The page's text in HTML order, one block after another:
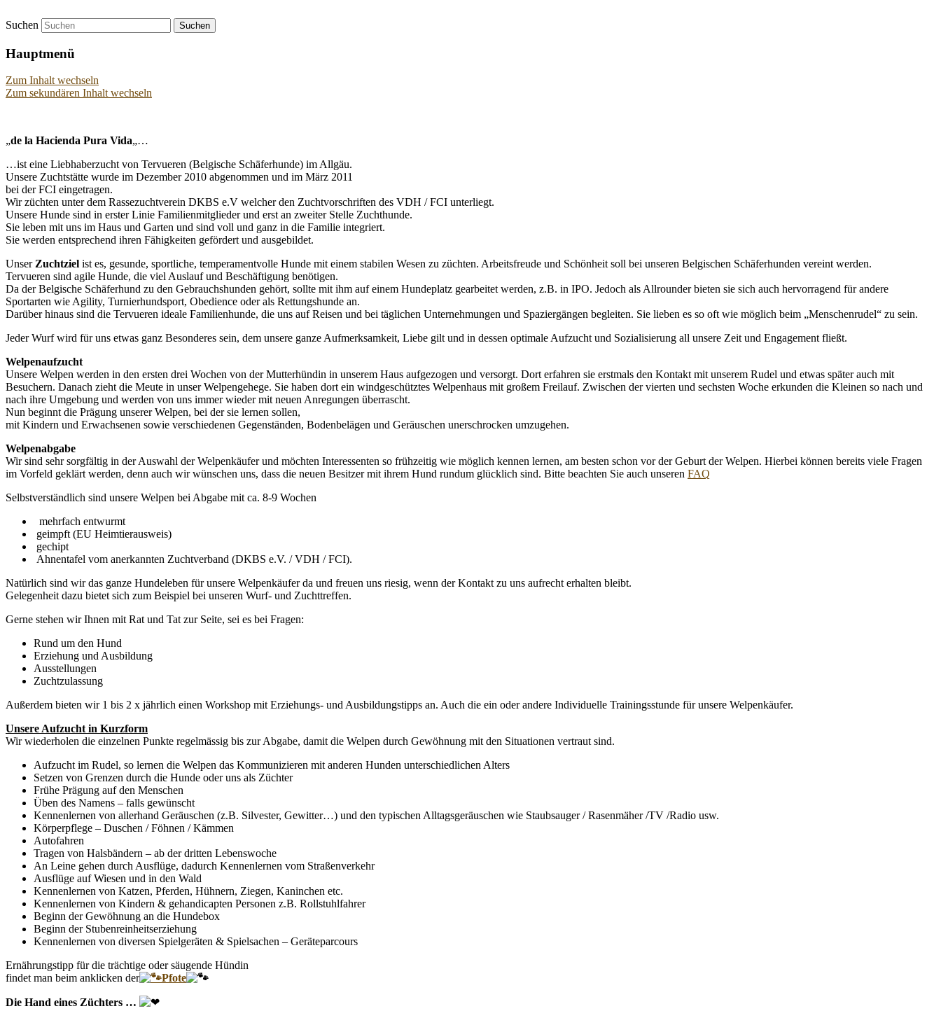
Alte Hacienda Pura Vida
Suchen
Hauptmenü
Zum Inhalt wechseln
Zum sekundären Inhalt wechseln
„de la Hacienda Pura Vida„…
…ist eine Liebhaberzucht von Tervueren (Belgische Schäferhunde) im Allgäu.
Unsere Zuchtstätte wurde im Dezember 2010 abgenommen und im März 2011
bei der FCI eingetragen.
Wir züchten unter dem Rassezuchtverein DKBS e.V welcher den Zuchtvorschriften des VDH / FCI unterliegt.
Unsere Hunde sind in erster Linie Familienmitglieder und erst an zweiter Stelle Zuchthunde.
Sie leben mit uns im Haus und Garten und sind voll und ganz in die Familie integriert.
Sie werden entsprechend ihren Fähigkeiten gefördert und ausgebildet.
UnserZuchtziel ist es, gesunde, sportliche, temperamentvolle Hunde mit einem stabilen Wesen zu züchten. Arbeitsfreude und Schönheit soll bei unseren Belgischen Schäferhunden vereint werden.
Tervueren sind agile Hunde, die viel Auslauf und Beschäftigung benötigen.
Da der Belgische Schäferhund zu den Gebrauchshunden gehört, sollte mit ihm auf einem Hundeplatz gearbeitet werden, z.B. in IPO. Jedoch als Allrounder bieten sie sich auch hervorragend für andere
Sportarten wie Agility, Turnierhundsport, Obedience oder als Rettungshunde an.
Darüber hinaus sind die Tervueren ideale Familienhunde, die uns auf Reisen und bei täglichen Unternehmungen und Spaziergängen begleiten. Sie lieben es so oft wie möglich beim „Menschenrudel“ zu sein.
Jeder Wurf wird für uns etwas ganz Besonderes sein, dem unsere ganze Aufmerksamkeit, Liebe gilt und in dessen optimale Aufzucht und Sozialisierung all unsere Zeit und Engagement fließt.
Welpenaufzucht
Unsere Welpen werden in den ersten drei Wochen von der Mutterhündin in unserem Haus aufgezogen und versorgt. Dort erfahren sie erstmals den Kontakt mit unserem Rudel und etwas später auch mit
Besuchern. Danach zieht die Meute in unser Welpengehege. Sie haben dort ein windgeschütztes Welpenhaus mit großem Freilauf. Zwischen der vierten und sechsten Woche erkunden die Kleinen so nach und
nach ihre Umgebung und werden von uns immer wieder mit neuen Anregungen überrascht.
Nun beginnt die Prägung unserer Welpen, bei der sie lernen sollen,
mit Kindern und Erwachsenen sowie verschiedenen Gegenständen, Bodenbelägen und Geräuschen unerschrocken umzugehen.
Welpenabgabe
Wir sind sehr sorgfältig in der Auswahl der Welpenkäufer und möchten Interessenten so frühzeitig wie möglich kennen lernen, am besten schon vor der Geburt der Welpen. Hierbei können bereits viele Fragen
im Vorfeld geklärt werden, denn auch wir wünschen uns, dass die neuen Besitzer mit ihrem Hund rundum glücklich sind. Bitte beachten Sie auch unseren FAQ
Selbstverständlich sind unsere Welpen bei Abgabe mit ca. 8-9 Wochen
mehrfach entwurmt
geimpft (EU Heimtierausweis)
gechipt
Ahnentafel vom anerkannten Zuchtverband (DKBS e.V. / VDH / FCI).
Natürlich sind wir das ganze Hundeleben für unsere Welpenkäufer da und freuen uns riesig, wenn der Kontakt zu uns aufrecht erhalten bleibt.
Gelegenheit dazu bietet sich zum Beispiel bei unseren Wurf- und Zuchttreffen.
Gerne stehen wir Ihnen mit Rat und Tat zur Seite, sei es bei Fragen:
Rund um den Hund
Erziehung und Ausbildung
Ausstellungen
Zuchtzulassung
Außerdem bieten wir 1 bis 2 x jährlich einen Workshop mit Erziehungs- und Ausbildungstipps an. Auch die ein oder andere Individuelle Trainingsstunde für unsere Welpenkäufer.
Unsere Aufzucht in Kurzform
Wir wiederholen die einzelnen Punkte regelmässig bis zur Abgabe, damit die Welpen durch Gewöhnung mit den Situationen vertraut sind.
Aufzucht im Rudel, so lernen die Welpen das Kommunizieren mit anderen Hunden unterschiedlichen Alters
Setzen von Grenzen durch die Hunde oder uns als Züchter
Frühe Prägung auf den Menschen
Üben des Namens – falls gewünscht
Kennenlernen von allerhand Geräuschen (z.B. Silvester, Gewitter…) und den typischen Alltagsgeräuschen wie Staubsauger / Rasenmäher /TV /Radio usw.
Körperpflege – Duschen / Föhnen / Kämmen
Autofahren
Tragen von Halsbändern – ab der dritten Lebenswoche
An Leine gehen durch Ausflüge, dadurch Kennenlernen vom Straßenverkehr
Ausflüge auf Wiesen und in den Wald
Kennenlernen von Katzen, Pferden, Hühnern, Ziegen, Kaninchen etc.
Kennenlernen von Kindern & gehandicapten Personen z.B. Rollstuhlfahrer
Beginn der Gewöhnung an die Hundebox
Beginn der Stubenreinheitserziehung
Kennenlernen von diversen Spielgeräten & Spielsachen – Geräteparcours
Ernährungstipp für die trächtige oder säugende Hündin
findet man beim anklicken der
Pfote
Die Hand eines Züchters …